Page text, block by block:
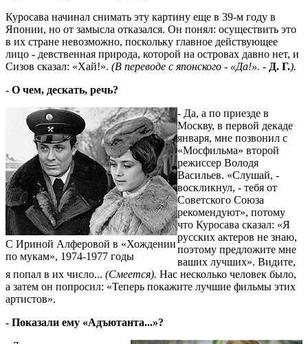
Куросава начинал снимать эту картину еще в 39-м году в
Японии, но от замысла отказался. Он понял: осуществить это
в их стране невозможно, поскольку главное действующее
лицо - девственная природа, которой на островах давно нет, и
Сизов сказал: «Хай!». (В переводе с японского - «Да!». - Д. Г.).
- О чем, дескать, речь?
С Ириной Алферовой в «Хождении
по мукам», 1974-1977 годы
- Да, а по приезде в
Москву, в первой декаде
января, мне позвонил с
«Мосфильма» второй
режиссер Володя
Васильев. «Слушай, -
воскликнул, - тебя от
Советского Союза
рекомендуют», потому
что Куросава сказал: «Я
русских актеров не знаю,
поэтому предложите мне
ваших лучших». Видите,
я попал в их число... (Смеется). Нас несколько человек было,
а затем он попросил: «Теперь покажите лучшие фильмы этих
артистов».
- Показали ему «Адъютанта...»?